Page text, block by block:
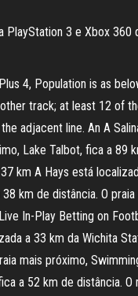
PlayStation 3 e Xbox
4, Population is as
track; at least 12 of
adjacent line. An A
Lake Talbot, fica a 89
km A Hays está
km de distância. O
In-Play Betting on
a 33 km da Wichita
mais próximo,
a 52 km de distância. O